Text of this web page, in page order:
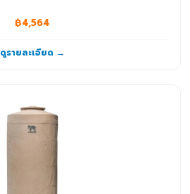
฿4,564
ดูรายละเอียด →